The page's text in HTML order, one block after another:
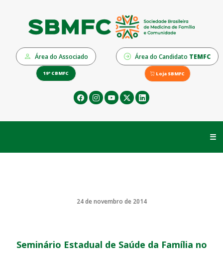
Área do Associado Área do Candidato TEMFC
19º CBMFC Loja SBMFC
☰
24 de novembro de 2014
Seminário Estadual de Saúde da Família no